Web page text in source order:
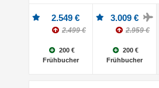
2.549 €
2.499 €
200 €
Frühbucher
3.009 €
2.959 €
200 €
Frühbucher